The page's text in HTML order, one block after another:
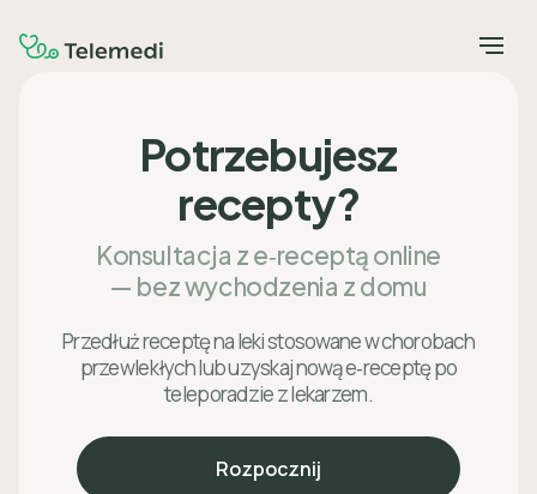
Potrzebujesz
recepty?
Konsultacja z e‑receptą online
— bez wychodzenia z domu
Przedłuż receptę na leki stosowane w chorobach
przewlekłych lub uzyskaj nową e‑receptę po
teleporadzie z lekarzem.
Rozpocznij